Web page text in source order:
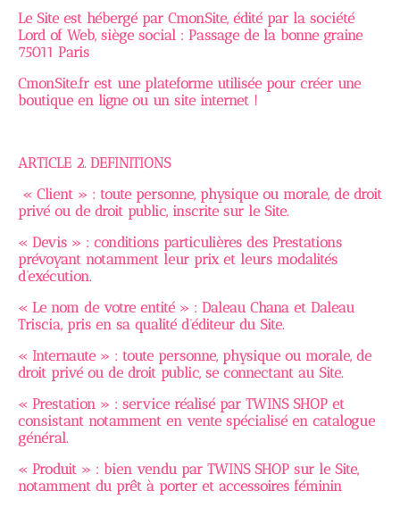
Le Site est hébergé par CmonSite, édité par la société
Lord of Web, siège social : Passage de la bonne graine
75011 Paris
CmonSite.fr est une plateforme utilisée pour créer une
boutique en ligne ou un site internet !
ARTICLE 2. DEFINITIONS
« Client » : toute personne, physique ou morale, de droit
privé ou de droit public, inscrite sur le Site.
« Devis » : conditions particulières des Prestations
prévoyant notamment leur prix et leurs modalités
d’exécution.
« Le nom de votre entité » : Daleau Chana et Daleau
Triscia, pris en sa qualité d’éditeur du Site.
« Internaute » : toute personne, physique ou morale, de
droit privé ou de droit public, se connectant au Site.
« Prestation » : service réalisé par TWINS SHOP et
consistant notamment en vente spécialisé en catalogue
général.
« Produit » : bien vendu par TWINS SHOP sur le Site,
notamment du prêt à porter et accessoires féminin